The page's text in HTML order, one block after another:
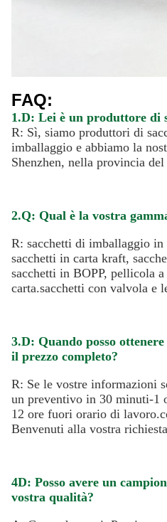
FAQ:
1.D: Lei è un produttore di
R: Sì, siamo produttori di
imballaggio e abbiamo la
2.Q: Qual è la vostra